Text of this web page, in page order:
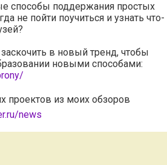
способы поддержания простых
не пойти поучиться и узнать что-
в новый тренд, чтобы
новыми способами:
проектов из моих обзоров
news